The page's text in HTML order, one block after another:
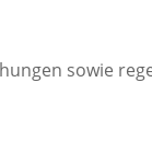
sowie